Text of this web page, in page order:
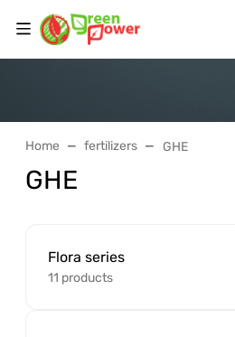
Home fertilizers GHE
GHE
Flora series
11 products